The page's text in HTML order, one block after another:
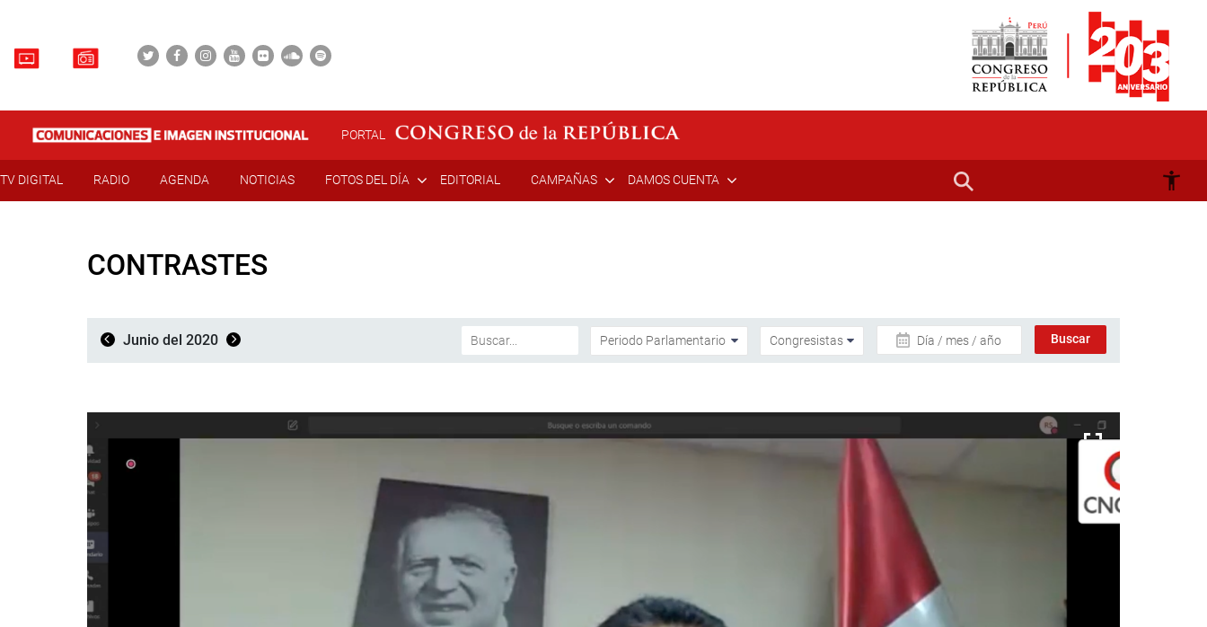
PORTAL
TV DIGITAL RADIO AGENDA NOTICIAS FOTOS DEL DÍA EDITORIAL CAMPAÑAS DAMOS CUENTA
CONTRASTES
Junio del 2020 Día / mes / año